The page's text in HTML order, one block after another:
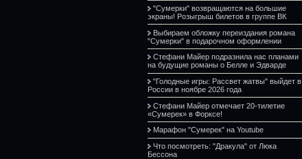
"Сумерки" возвращаются на большие
экраны! Розыгрыш билетов в группе ВК
Выбираем обложку переиздания романа
"Сумерки" в подарочном оформлении
Стефани Майер подразнила нас планами
на будущие романы о Белле и Эдварде
"Голодные игры: Рассвет жатвы" выйдет в
России в ноябре 2026 года
Стефани Майер отмечает 20-тилетие
«Сумерек» в Форксе!
Марафон "Сумерек" на Youtube
Что посмотреть: "Дракула" от Люка
Бессона